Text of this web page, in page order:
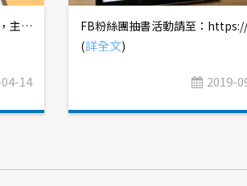
1. 回顧2019Q1美股強勁的表現，主要由中美貿易戰緩和、FED貨幣政策轉鴿兩大利多支撐，實際上企業獲利呈現衰退，總經指標也經常低於市場預期，基本面並不好，而是在反映資金行情，以及對下半年景氣強勁反彈的預期心理。我們再次強調，既然市場已提前反映對下半年景氣強勁反彈，那麼下半年的實際表現就非常重要，只要稍不如預期，就容易回吐漲幅。 2. 根據過去經驗，企業獲利成長仍是長期推升指數的最重要指標，若企業獲利持平或衰退，則當年度指數不容易創新高，即便創新高幅度也不會大。目前來看，2019年美國企業獲利最樂觀的預期是小幅成長，我們認為更有可能的是持平或小幅衰退，亦即對於美股創新高不必太期待，較有可能是大區間震盪。台股的趨勢不會跟美股差太多。 3. 三月份「台灣進出口」軟中帶堅，「未完成訂單-客戶庫存」正式轉正，象徵我們在2018Q4強調的庫存調整週期應已進入尾聲，比我們預期的時間點還要提前一、兩個月，主要受惠於華為強勁的備貨需求。 4. 近期大立光公布三月營收，繳出漂亮的成績單，並預告四、五月營收逐月往上，間接證實華為備庫存的強勁需求。由於華為今年出貨量目標上看2.5億支，正式超越Apple，距離Samsung年出貨量約3.0~3.2億支也僅一步之遙，且近期華為發表P30 Pro規格令人驚豔，儼然成為智慧型手機創新的領導品牌，呼應我們之前發表的「Android品牌引領手機設計新趨勢」。我們認為，2019Q2台系電子供應鏈在華為備貨需求支撐下，業績淡季不淡，但2019Q3則受到iPhone備貨量減少，以及華為拉貨動能趨緩影響，有可能會旺季不旺。 5. 2018Q4壽險業淨值減損7,000多億元，2019Q1六大壽險業淨值回升6,000多億元，顯示全球股債市反彈後，淨值減損的利空已消除。此外，FED貨幣政策轉鴿，台美利差縮小，有助避險成本下滑。兩大利多卻因為壽險業不配息，完全沒有反映在股價上，我們認為相當不合理。雖然近期外資持續賣超壽險股，但相關族群股價並沒有持續破底，待外資賣壓力竭後有機會落後補漲。 6. AMD在CES 2019發表伺服器新平台Rome，Intel也即將推出Cascade Lake-AP迎戰，兩強在伺服器市場的攻防非常刺激；而AMD將在五月底Computex 2019發表Ryzen 3000系列，採台積電7nm製程，效能表現同樣令人期待。目前市場預期，Intel 14nm產能將在2019Q3陸續開出，屆時CPU缺貨問題可望緩解，同時2019Q4季末將推出採用10nm製程的Ice Lake，2020年推出伺服器新平台Whitley。由於10nm製程進度落後，外界猜測，Intel為迎戰AMD來襲，有可能會以14nm製程硬套原本預計用在10nm製程的10核心架構。在CPU缺貨問題緩解後，近期受到壓抑的PC/NB、Server市場，可望迎接庫存回補急單，2018下半年受CPU缺貨衝擊，報價走弱的低功率MOSFET族群，有機會再度走強。 7. 群聯、威剛相繼看好大容量SSD需求，NAND Flash報價在2019Q2落底反彈的機率非常高，未來觀察重點為群聯2019Q1是否有拉高庫存的跡象，從業者的實際行動來驗證他們的對外說法，模組廠中以NAND Flash營收佔比較高的創見、宜鼎受惠最大。
14
(詳全文)
2019-